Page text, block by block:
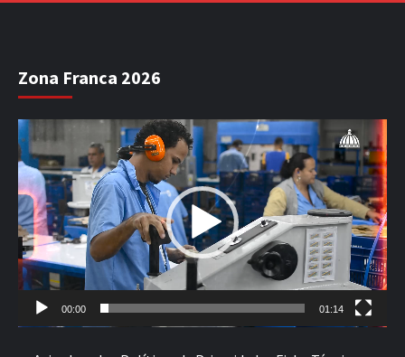
Zona Franca 2026
Reproductor
de
vídeo
00:00 01:14